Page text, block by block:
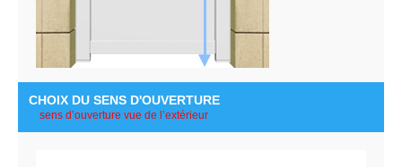
CHOIX DU SENS D'OUVERTURE